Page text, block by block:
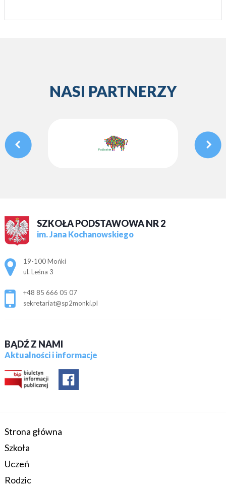
NASI PARTNERZY
SZKOŁA PODSTAWOWA NR 2
im. Jana Kochanowskiego
Adres pocztowy:
19-100 Mońki
ul. Leśna 3
+48 85 666 05 07
sekretariat@sp2monki.pl
BĄDŹ Z NAMI
Aktualności i informacje
Strona główna
Szkoła
Uczeń
Rodzic